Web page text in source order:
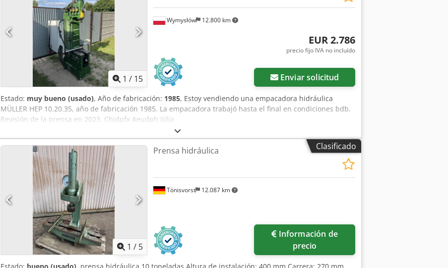
1 / 15
Wymysłów 12.800 km
EUR 2.786
precio fijo IVA no incluído
Enviar solicitud
Estado: muy bueno (usado), Año de fabricación: 1985, Estoy vendiendo una empacadora hidráulica
MÜLLER HEP 10.20.35, año de fabricación 1985. La empacadora trabajó hasta el final en condiciones bdb.
Revisión de la prensa en 2023. Chjdpfx Aeudph Ijilja
Clasificado
1 / 5
Tönisvorst 12.087 km
Prensa hidráulica
precio
Estado: bueno (usado) , prensa hidráulica 10 toneladas Altura de instalación: 400 mm Carrera: 270 mm